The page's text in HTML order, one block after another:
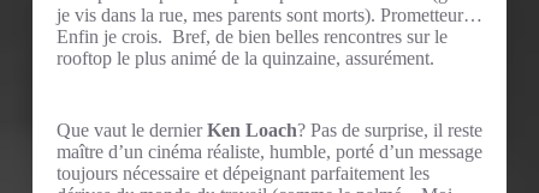
je vis dans la rue, mes parents sont morts). Prometteur…
Enfin je crois. Bref, de bien belles rencontres sur le
rooftop le plus animé de la quinzaine, assurément.
Que vaut le dernierKen Loach? Pas de surprise, il reste
maître d’un cinéma réaliste, humble, porté d’un message
toujours nécessaire et dépeignant parfaitement les